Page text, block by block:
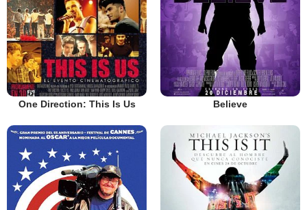
One Direction: This Is Us Believe